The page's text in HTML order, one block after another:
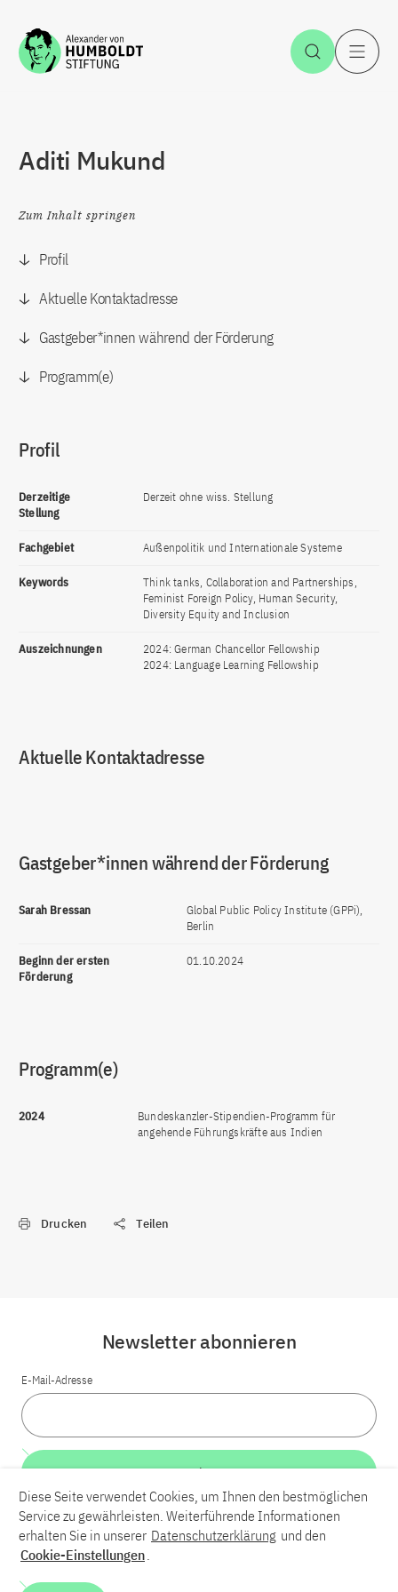
Zum Inhalt springen Suche
Aditi Mukund
Zum Inhalt springen
Profil
Aktuelle Kontaktadresse
Gastgeber*innen während der Förderung
Programm(e)
Profil
Derzeitige
Stellung
Derzeit ohne wiss. Stellung
Fachgebiet Außenpolitik und Internationale Systeme
Keywords
Think tanks, Collaboration and Partnerships,
Feminist Foreign Policy, Human Security,
Diversity Equity and Inclusion
Auszeichnungen
2024: German Chancellor Fellowship
2024: Language Learning Fellowship
Aktuelle Kontaktadresse
Gastgeber*innen während der Förderung
Sarah Bressan
Global Public Policy Institute (GPPi),
Berlin
Beginn der ersten
Förderung
01.10.2024
Programm(e)
2024
Bundeskanzler-Stipendien-Programm für
angehende Führungskräfte aus Indien
Drucken Teilen
LinkedInBlueskyYouTube
Kontakt
Newsletter abonnieren
E-Mail-Adresse
Weiter
Diese Seite verwendet Cookies, um Ihnen den bestmöglichen
Service zu gewährleisten. Weiterführende Informationen
erhalten Sie in unserer Datenschutzerklärung und den
Cookie-Einstellungen.